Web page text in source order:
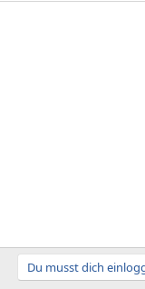
Du musst dich